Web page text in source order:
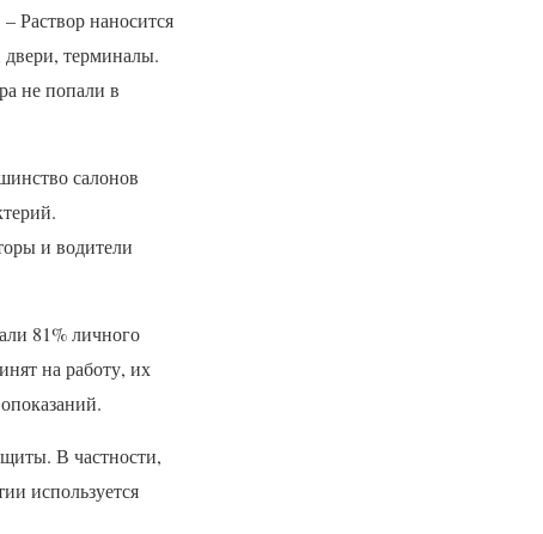
Раствор наносится
терминалы.
не попали в
салонов
и водители
81% личного
на работу, их
В частности,
используется